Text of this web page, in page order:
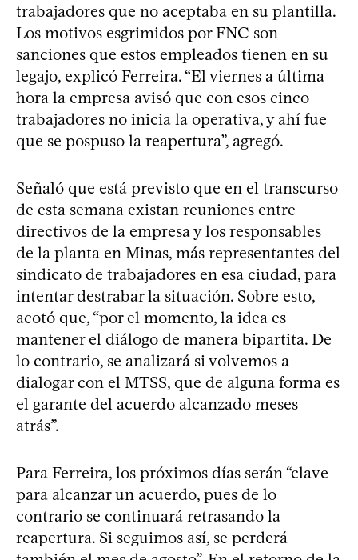
trabajadores que no aceptaba en su plantilla.
Los motivos esgrimidos por FNC son
sanciones que estos empleados tienen en su
legajo, explicó Ferreira. “El viernes a última
hora la empresa avisó que con esos cinco
trabajadores no inicia la operativa, y ahí fue
que se pospuso la reapertura”, agregó.
Señaló que está previsto que en el transcurso
de esta semana existan reuniones entre
directivos de la empresa y los responsables
de la planta en Minas, más representantes del
sindicato de trabajadores en esa ciudad, para
intentar destrabar la situación. Sobre esto,
acotó que, “por el momento, la idea es
mantener el diálogo de manera bipartita. De
lo contrario, se analizará si volvemos a
dialogar con el MTSS, que de alguna forma es
el garante del acuerdo alcanzado meses
atrás”.
Para Ferreira, los próximos días serán “clave
para alcanzar un acuerdo, pues de lo
contrario se continuará retrasando la
reapertura. Si seguimos así, se perderá